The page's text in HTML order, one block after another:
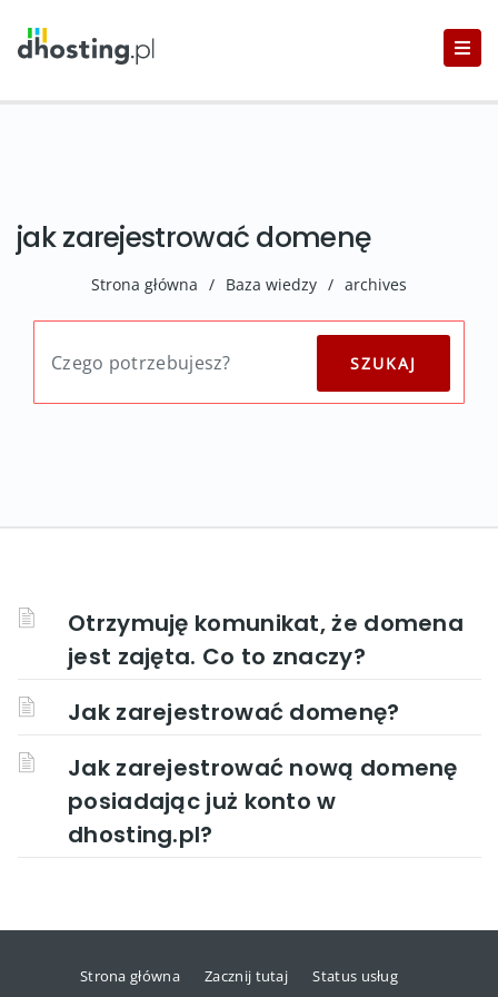
jak zarejestrować domenę
Strona główna / Baza wiedzy / archives
Otrzymuję komunikat, że domena
jest zajęta. Co to znaczy?
Jak zarejestrować domenę?
Jak zarejestrować nową domenę
posiadając już konto w
dhosting.pl?
Strona główna Zacznij tutaj Status usług